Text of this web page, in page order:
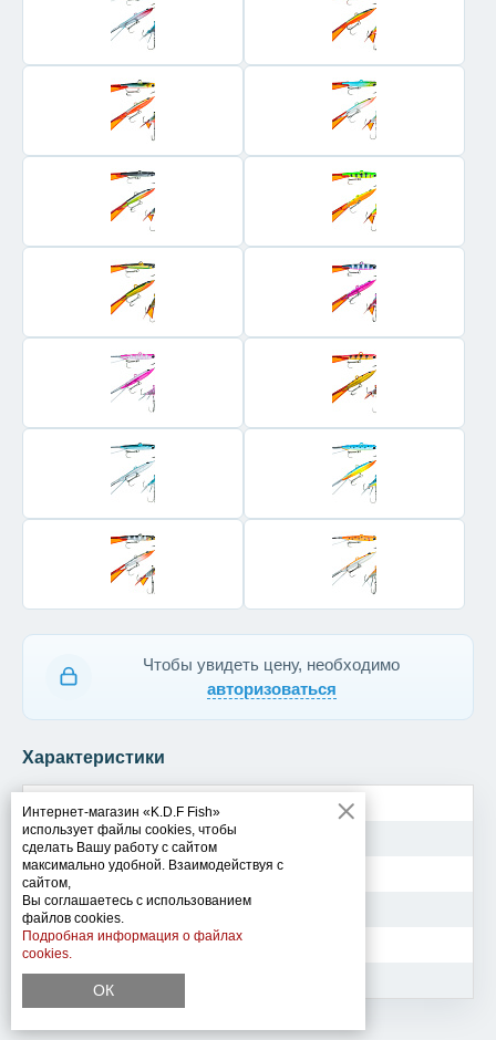
Интернет-магазин «K.D.F Fish»
использует файлы cookies, чтобы
сделать Вашу работу с сайтом
максимально удобной. Взаимодействуя с
сайтом,
Вы соглашаетесь с использованием
файлов cookies.
Подробная информация о файлах
cookies.
ОК
Чтобы увидеть цену, необходимо
авторизоваться
Характеристики
Вес
Цвет
21
Длина
Крючок
Код